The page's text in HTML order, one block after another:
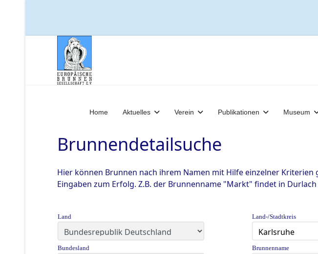
Home Aktuelles Verein Publikationen Museum
Brunnendetailsuche
Hier können Brunnen nach ihrem Namen mit Hilfe einzelner
Eingaben zum Erfolg. Z.B. der Brunnenname "Markt" findet in
Land Land-/Stadtkreis
Bundesland Brunnenname